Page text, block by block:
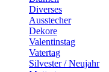
Diverses
Ausstecher
Dekore
Valentinstag
Vatertag
Silvester / Neujahr